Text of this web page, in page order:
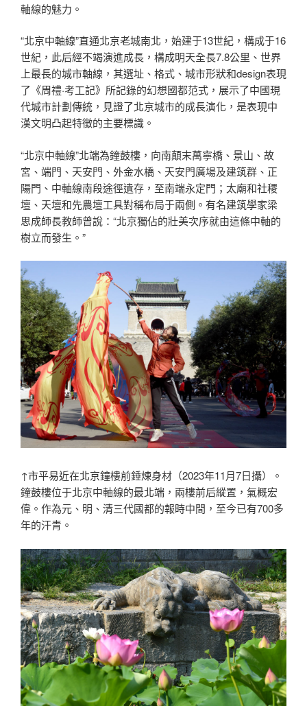
軸線的魅力。
“北京中軸線”直通北京老城南北，始建于13世紀，構成于16
世紀，此后經不竭演進成長，構成明天全長7.8公里、世界
上最長的城市軸線，其選址、格式、城市形狀和design表現
了《周禮·考工記》所記錄的幻想國都范式，展示了中國現
代城市計劃傳統，見證了北京城市的成長演化，是表現中
漢文明凸起特徵的主要標識。
“北京中軸線”北端為鐘鼓樓，向南顛末萬寧橋、景山、故
宮、端門、天安門、外金水橋、天安門廣場及建筑群、正
陽門、中軸線南段途徑遺存，至南端永定門；太廟和社稷
壇、天壇和先農壇工具對稱布局于兩側。有名建筑學家梁
思成師長教師曾說：“北京獨佔的壯美次序就由這條中軸的
樹立而發生。”
↑市平易近在北京鐘樓前錘煉身材（2023年11月7日攝）。
鐘鼓樓位于北京中軸線的最北端，兩樓前后縱置，氣概宏
偉。作為元、明、清三代國都的報時中間，至今已有700多
年的汗青。